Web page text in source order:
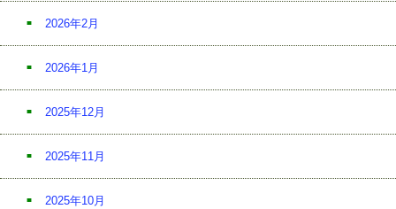
2026年2月
2026年1月
2025年12月
2025年11月
2025年10月